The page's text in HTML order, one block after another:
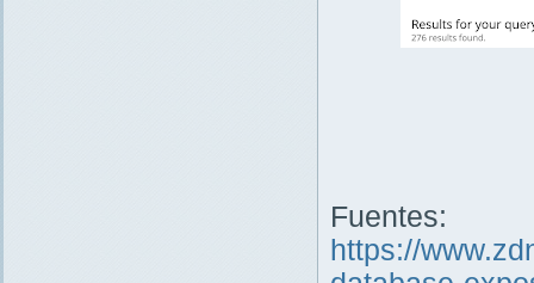
Fuentes:
https://